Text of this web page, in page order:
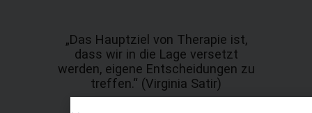
„Das Hauptziel von Therapie ist,
dass wir in die Lage versetzt
werden, eigene Entscheidungen zu
treffen.“ (Virginia Satir)